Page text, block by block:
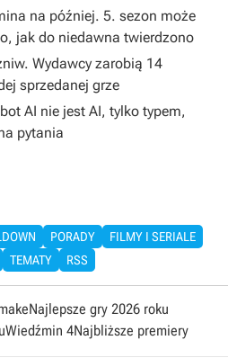
na później. 5. sezon może
jak do niedawna twierdzono
Wydawcy zarobią 14
sprzedanej grze
AI nie jest AI, tylko typem,
pytania
PORADY
FILMY I SERIALE
TEMATY RSS
Najlepsze gry 2026 roku
Wiedźmin 4Najbliższe premiery